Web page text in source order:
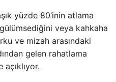
yüzde 80’inin atlama
veya kahkaha
ve mizah arasındaki
gelen rahatlama